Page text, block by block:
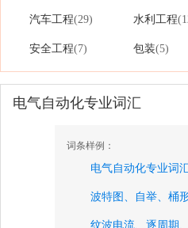
汽车工程(29) 水利工程
安全工程(7) 包装(5)
电气自动化专业词汇
词条样例：
电气自动化专业词汇
波特图、 自举、 桶
纹波电流、 逐周期、